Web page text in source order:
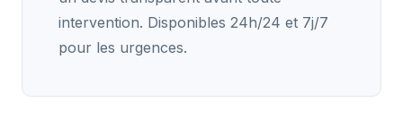
intervention. Disponibles 24h/24 et 7j/7
pour les urgences.